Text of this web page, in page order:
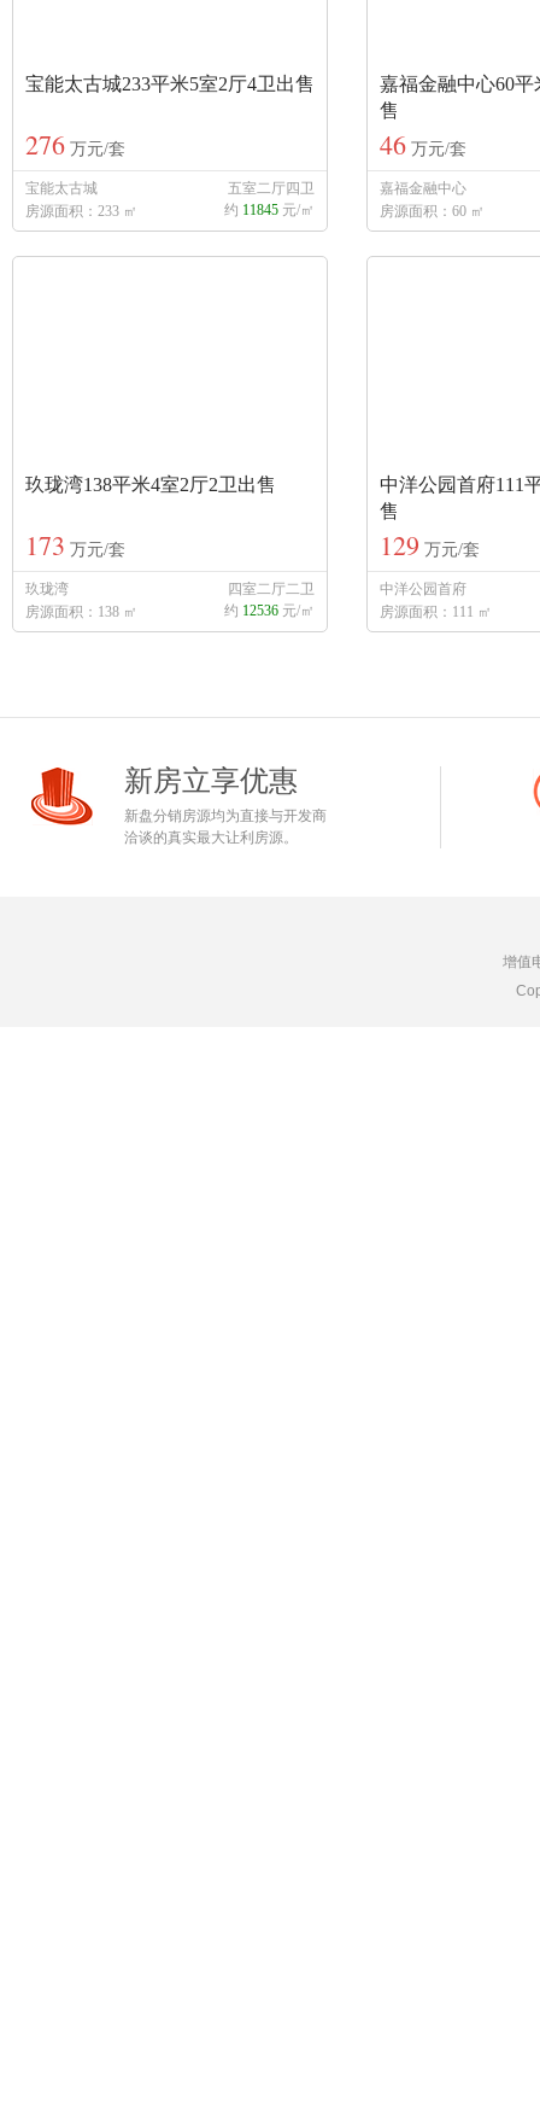
宝能太古城233平米5室2厅4卫出售
276 万元/套
宝能太古城
房源面积：233 ㎡
五室二厅四卫
约 11845 元/㎡
嘉福金融中心60平
售
46 万元/套
嘉福金融中心
房源面积：60 ㎡
玖珑湾138平米4室2厅2卫出售
173 万元/套
玖珑湾
房源面积：138 ㎡
四室二厅二卫
约 12536 元/㎡
中洋公园首府111
售
129 万元/套
中洋公园首府
房源面积：111 ㎡
新房立享优惠
新盘分销房源均为直接与开发商
洽谈的真实最大让利房源。
增值